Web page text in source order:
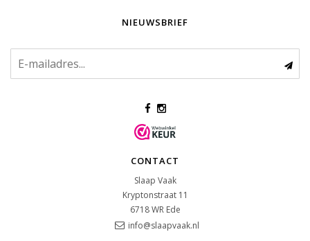
NIEUWSBRIEF
CONTACT
Slaap Vaak
Kryptonstraat 11
6718 WR Ede
info@slaapvaak.nl